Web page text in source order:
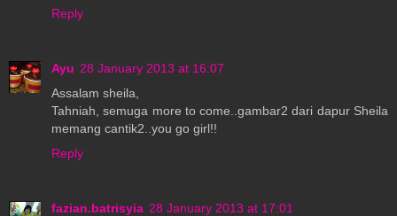
Reply
Ayu 28 January 2013 at 16:07
Assalam sheila,
Tahniah, semuga more to come..gambar2 dari dapur Sheila
memang cantik2..you go girl!!
Reply
fazian.batrisyia 28 January 2013 at 17:01